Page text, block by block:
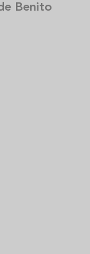
Benito